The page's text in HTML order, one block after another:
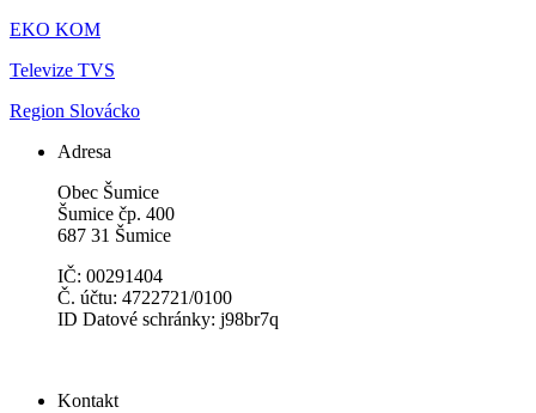
EKO KOM
Televize TVS
Region Slovácko
Adresa
Obec Šumice
Šumice čp. 400
687 31 Šumice
IČ: 00291404
Č. účtu: 4722721/0100
ID Datové schránky: j98br7q
Kontakt